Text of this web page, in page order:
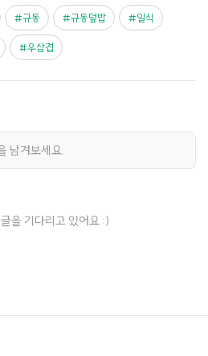
규동 규동덮밥 일식
우삼겹
남겨보세요.
을 기다리고 있어요 :)